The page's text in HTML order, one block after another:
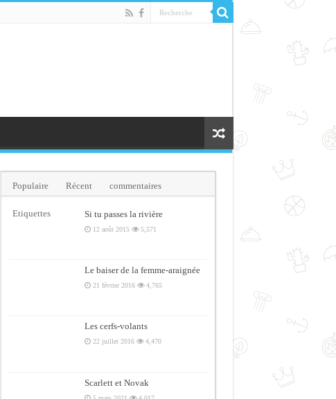
Populaire Récent commentaires
Etiquettes Si tu passes la rivière
12 août 2015 5,571
Le baiser de la femme-araignée
21 février 2016 4,765
Les cerfs-volants
22 juillet 2016 4,470
Scarlett et Novak